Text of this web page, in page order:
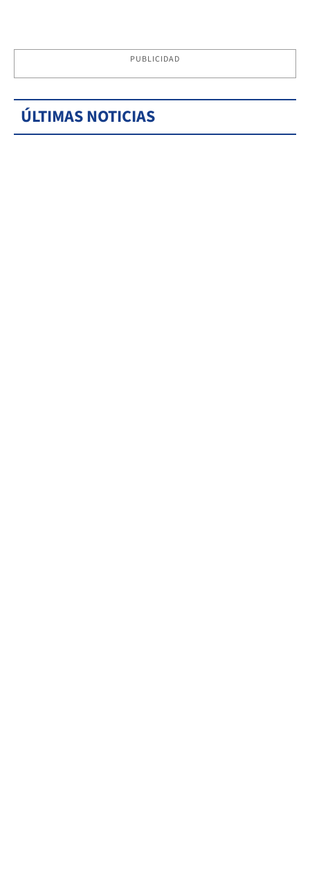
PUBLICIDAD
ÚLTIMAS NOTICIAS